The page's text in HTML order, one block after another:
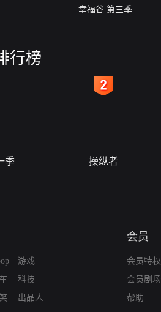
幸福谷 第三季
行榜
季 操纵者
游戏
科技
出品人
会员
会员特权
会员剧场
帮助